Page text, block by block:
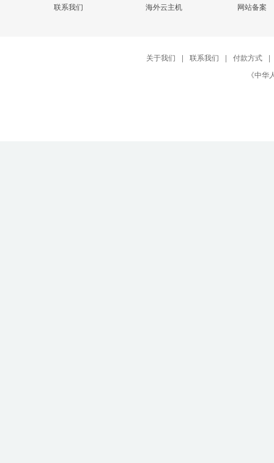
联系我们
海外云主机
网站备案
关于我们 | 联系我们 | 付款方式
|
《中